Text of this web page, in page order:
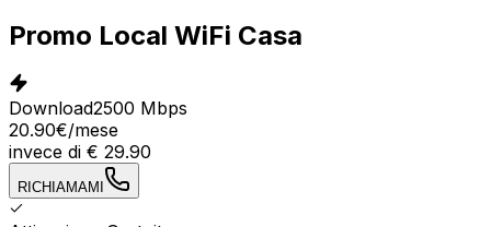
Promo Local WiFi Casa
Download2500 Mbps
20.90€/mese
invece di € 29.90
RICHIAMAMI